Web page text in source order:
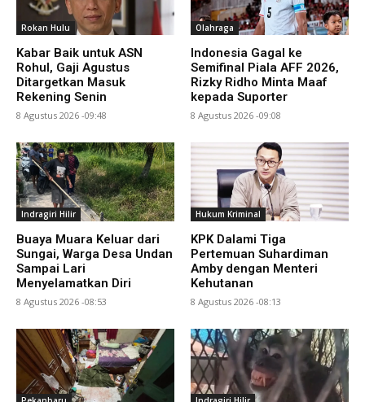
Rokan Hulu
Kabar Baik untuk ASN
Rohul, Gaji Agustus
Ditargetkan Masuk
Rekening Senin
8 Agustus 2026 -09:48
Olahraga
Indonesia Gagal ke
Semifinal Piala AFF 2026,
Rizky Ridho Minta Maaf
kepada Suporter
8 Agustus 2026 -09:08
Indragiri Hilir
Buaya Muara Keluar dari
Sungai, Warga Desa Undan
Sampai Lari
Menyelamatkan Diri
8 Agustus 2026 -08:53
Hukum Kriminal
KPK Dalami Tiga
Pertemuan Suhardiman
Amby dengan Menteri
Kehutanan
8 Agustus 2026 -08:13